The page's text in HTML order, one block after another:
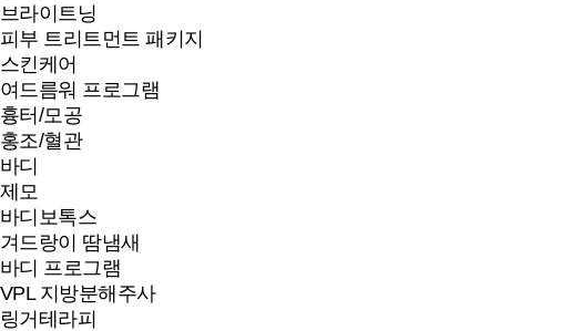
브라이트닝
피부 트리트먼트 패키지
스킨케어
여드름워 프로그램
흉터/모공
홍조/혈관
바디
제모
바디보톡스
겨드랑이 땀냄새
바디 프로그램
VPL 지방분해주사
링거테라피